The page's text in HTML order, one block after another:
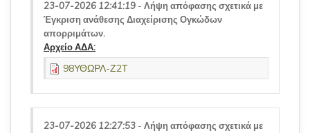
23-07-2026 12:41:19 - Λήψη απόφασης σχετικά με
Έγκριση ανάθεσης Διαχείρισης Ογκώδων
απορριμάτων.
Αρχείο ΑΔΑ:
98ΥΘΩΡΛ-Ζ2Τ
23-07-2026 12:27:53 - Λήψη απόφασης σχετικά με